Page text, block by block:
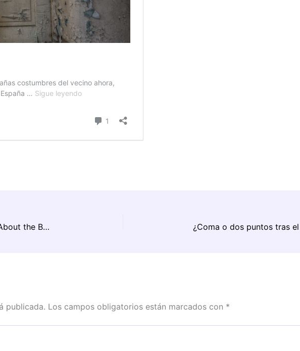
El chico de la piscina en Bridget Jones – Mad About the Boy: De El nadador a Levi’s y Burt Lancaster
publicada. Los campos obligatorios están marcados con *